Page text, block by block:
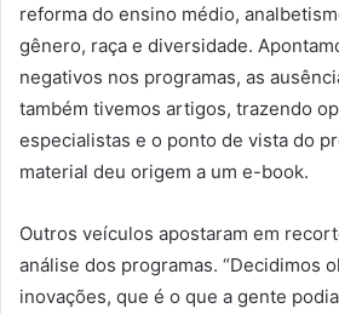
reforma do ensino médio,
gênero, raça e diversidade.
negativos nos programas, as
também tivemos artigos, trazendo
especialistas e o ponto de vista do
material deu origem a um e-book.
Outros veículos apostaram em
análise dos programas. “Decidimos
inovações, que é o que a gente